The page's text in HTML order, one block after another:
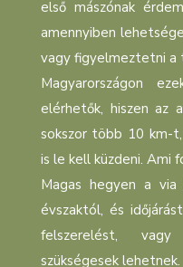
első mászónak
amennyiben
vagy figyelmeztetni a
Magyarországon
elérhetők, hiszen az
sokszor több 10 km-
is le kell küzdeni.
Magas hegyen a
évszaktól, és
felszerelést,
szükségesek lehetnek.